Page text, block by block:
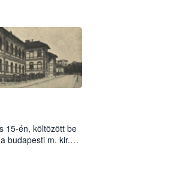
15-én, költözött be
budapesti m. kir.
a Kis Rókus utca
által tervezett új